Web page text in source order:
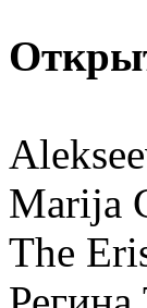
Marija
The